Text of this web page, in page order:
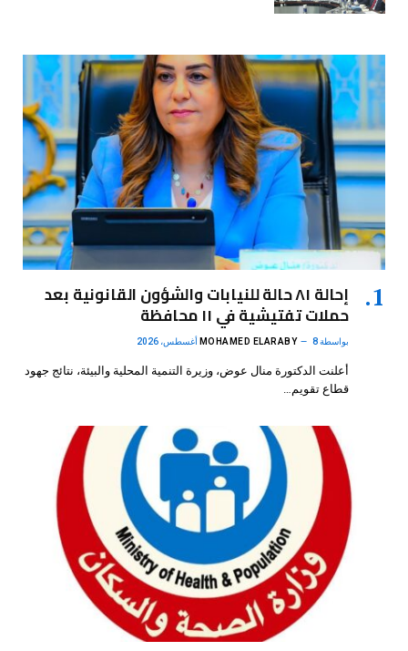
إحالة ٨١ حالة للنيابات والشؤون القانونية بعد
حملات تفتيشية في ١١ محافظة
بواسطة MOHAMED ELARABY 8 أغسطس، 2026
أعلنت الدكتورة منال عوض، وزيرة التنمية المحلية والبيئة، نتائج جهود
قطاع تقويم…